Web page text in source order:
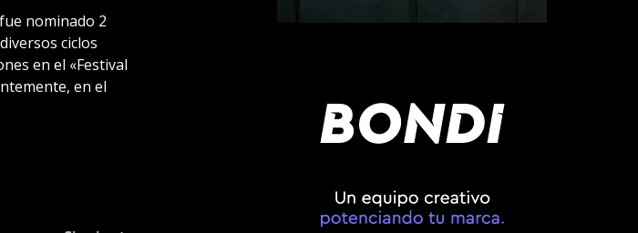
nominado 2
ciclos
en el «Festival
en el